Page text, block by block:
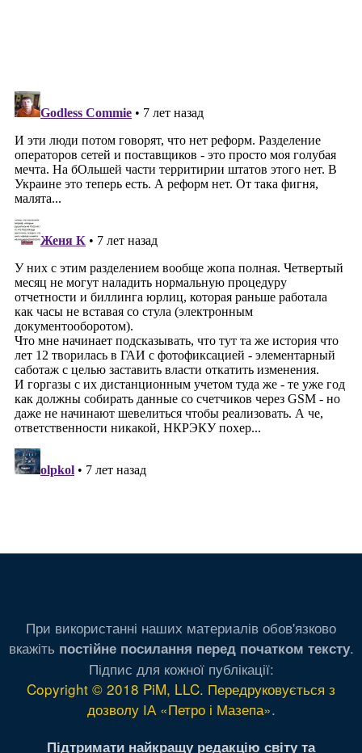
При використанні наших материалів обов'язково
вкажіть постійне посилання перед початком тексту.
Підпис для кожної публікації:
Copyright © 2018 PiM, LLC. Передруковується з
дозволу ІА «Петро і Мазепа».
Підтримати найкращу редакцію світу та